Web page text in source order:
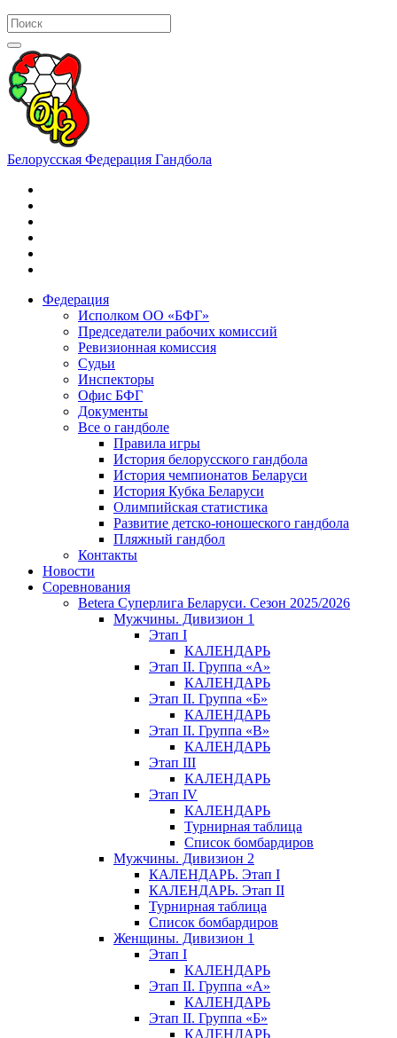
Белорусская Федерация Гандбола
Федерация
Исполком ОО «БФГ»
Председатели рабочих комиссий
Ревизионная комиссия
Судьи
Инспекторы
Офис БФГ
Документы
Все о гандболе
Правила игры
История белорусского гандбола
История чемпионатов Беларуси
История Кубка Беларуси
Олимпийская статистика
Развитие детско-юношеского гандбола
Пляжный гандбол
Контакты
Новости
Соревнования
Betera Суперлига Беларуси. Сезон 2025/2026
Мужчины. Дивизион 1
Этап I
КАЛЕНДАРЬ
Этап II. Группа «А»
КАЛЕНДАРЬ
Этап II. Группа «Б»
КАЛЕНДАРЬ
Этап II. Группа «В»
КАЛЕНДАРЬ
Этап III
КАЛЕНДАРЬ
Этап IV
КАЛЕНДАРЬ
Турнирная таблица
Список бомбардиров
Мужчины. Дивизион 2
КАЛЕНДАРЬ. Этап I
КАЛЕНДАРЬ. Этап II
Турнирная таблица
Список бомбардиров
Женщины. Дивизион 1
Этап I
КАЛЕНДАРЬ
Этап II. Группа «А»
КАЛЕНДАРЬ
Этап II. Группа «Б»
КАЛЕНДАРЬ